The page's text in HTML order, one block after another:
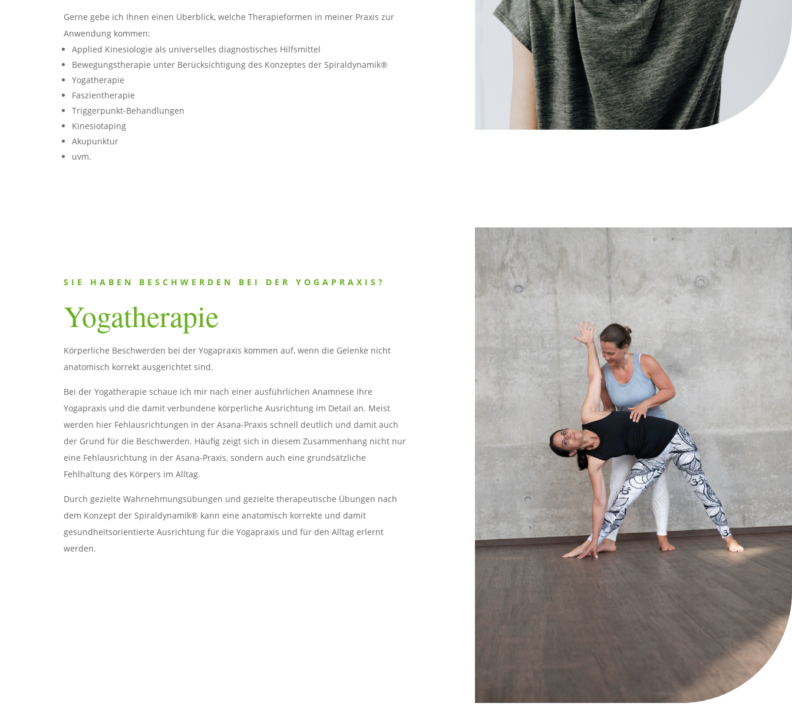
Gerne gebe ich Ihnen einen Überblick, welche Therapieformen in meiner Praxis zur
Anwendung kommen:
Applied Kinesiologie als universelles diagnostisches Hilfsmittel
Bewegungstherapie unter Berücksichtigung des Konzeptes der Spiraldynamik®
Yogatherapie
Faszientherapie
Triggerpunkt-Behandlungen
Kinesiotaping
Akupunktur
uvm.
SIE HABEN BESCHWERDEN BEI DER YOGAPRAXIS?
Yogatherapie
Körperliche Beschwerden bei der Yogapraxis kommen auf, wenn die Gelenke nicht
anatomisch korrekt ausgerichtet sind.
Bei der Yogatherapie schaue ich mir nach einer ausführlichen Anamnese Ihre
Yogapraxis und die damit verbundene körperliche Ausrichtung im Detail an. Meist
werden hier Fehlausrichtungen in der Asana-Praxis schnell deutlich und damit auch
der Grund für die Beschwerden. Häufig zeigt sich in diesem Zusammenhang nicht nur
eine Fehlausrichtung in der Asana-Praxis, sondern auch eine grundsätzliche
Fehlhaltung des Körpers im Alltag.
Durch gezielte Wahrnehmungsübungen und gezielte therapeutische Übungen nach
dem Konzept der Spiraldynamik® kann eine anatomisch korrekte und damit
gesundheitsorientierte Ausrichtung für die Yogapraxis und für den Alltag erlernt
werden.